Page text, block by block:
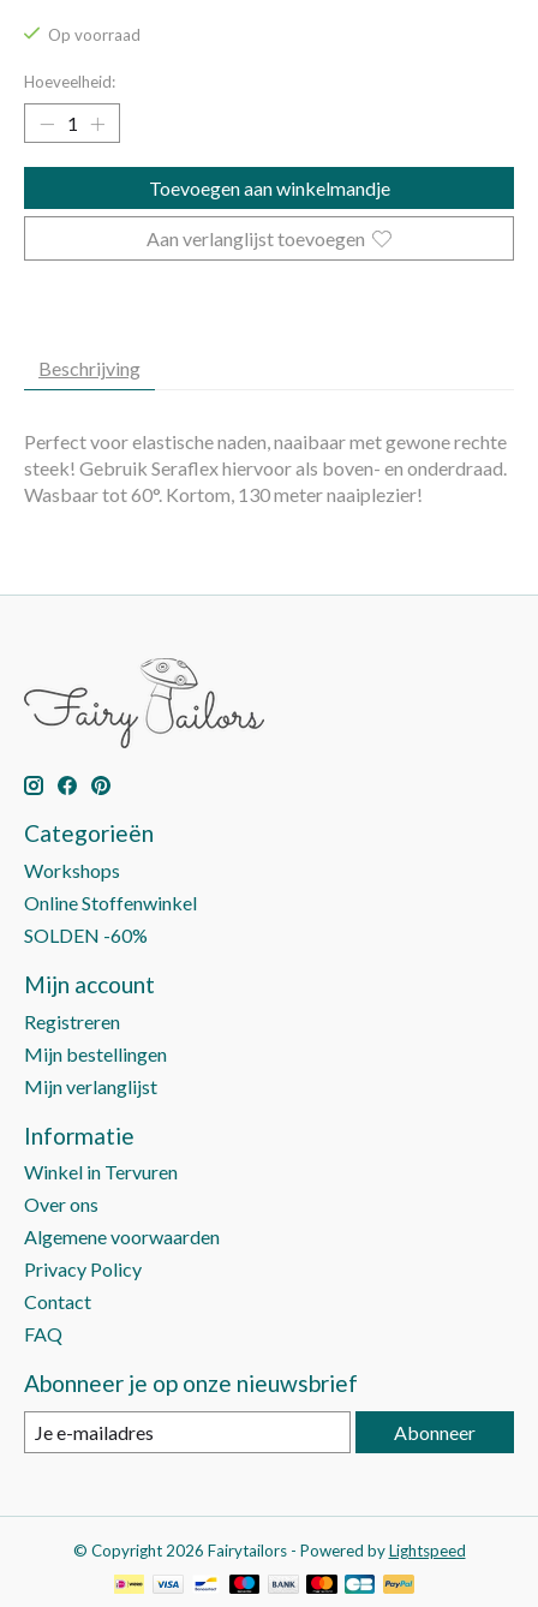
Op voorraad
Hoeveelheid:
Toevoegen aan winkelmandje
Aan verlanglijst toevoegen
Beschrijving
Perfect voor elastische naden, naaibaar met gewone rechte
steek! Gebruik Seraflex hiervoor als boven- en onderdraad.
Wasbaar tot 60°. Kortom, 130 meter naaiplezier!
Categorieën
Workshops
Online Stoffenwinkel
SOLDEN -60%
Mijn account
Registreren
Mijn bestellingen
Mijn verlanglijst
Informatie
Winkel in Tervuren
Over ons
Algemene voorwaarden
Privacy Policy
Contact
FAQ
Abonneer je op onze nieuwsbrief
Abonneer
© Copyright 2026 Fairytailors - Powered byLightspeed